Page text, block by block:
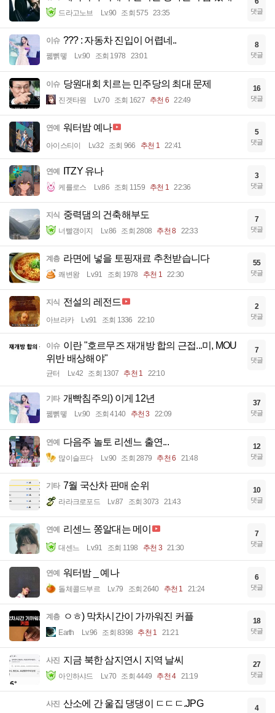
드라고노브 Lv.90 조회 575 23:35 댓글
이슈 ??? : 자동차 진입이 어렵네..
꿻뻵뗗 Lv.90 조회 1978 23:01
8
댓글
이슈 당원대회 치르는 민주당의 최대 문제
진겟타원 Lv.70 조회 1627 추천 6 22:49
16
댓글
연예 워터밤 예나
아이스티이 Lv.32 조회 966 추천 1 22:41
5
댓글
연예 ITZY 유나
케를로스 Lv.86 조회 1159 추천 1 22:36
3
댓글
지식 중력댐의 건축해부도
너빨갱이지 Lv.86 조회 2808 추천 8 22:33
7
댓글
계층 라면에 넣을 토핑재료 추천받습니다
쾌변왕 Lv.91 조회 1978 추천 1 22:30
55
댓글
지식 전설의 레전드
아브라카 Lv.91 조회 1336 22:10
2
댓글
이슈 이란 "호르무즈 재개방 합의 근접...미, MOU
위반 배상해야"
균터 Lv.42 조회 1307 추천 1 22:10
7
댓글
기타 개빡침주의) 이게 12년
꿻뻵뗗 Lv.90 조회 4140 추천 3 22:09
37
댓글
연예 다음주 놀토 리센느 출연...
많이슬프다 Lv.90 조회 2879 추천 6 21:48
12
댓글
기타 7월 국산차 판매 순위
라라크로포드 Lv.87 조회 3073 21:43
10
댓글
연예 리센느 쫑알대는 메이
대센느 Lv.91 조회 1198 추천 3 21:30
7
댓글
연예 워터밤 _ 예나
돌체콜드부르 Lv.79 조회 2640 추천 1 21:24
6
댓글
계층 ㅇㅎ) 막차시간이 가까워진 커플
Earth Lv.96 조회 8398 추천 1 21:21
18
댓글
사진 지금 북한 삼지연시 지역 날씨
아인하샤드 Lv.70 조회 4449 추천 4 21:19
27
댓글
사진 산소에 간 울집 댕댕이 ㄷㄷㄷ.JPG 4